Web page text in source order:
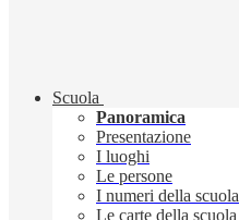
Scuola
Panoramica
Presentazione
I luoghi
Le persone
I numeri della scuola
Le carte della scuola